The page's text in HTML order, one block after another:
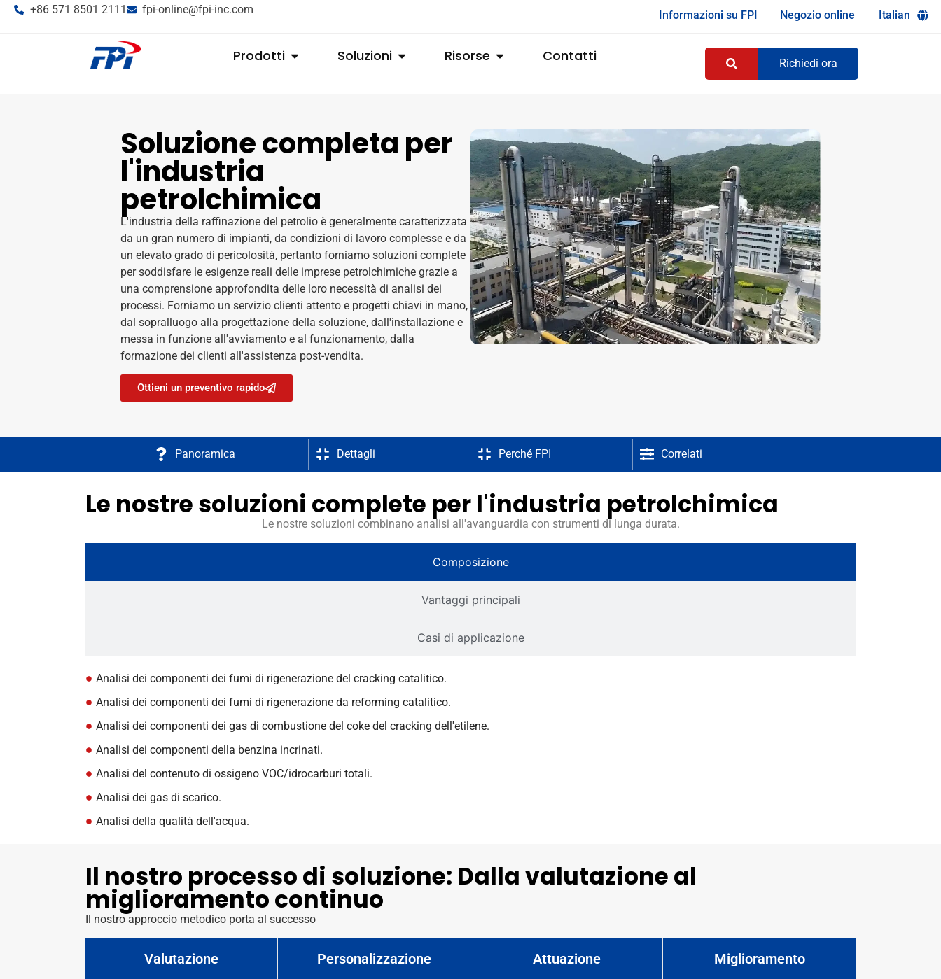
+86 571 8501 2111 fpi-online@fpi-inc.com Informazioni su FPI Negozio online Italian
Prodotti Soluzioni Risorse Contatti Richiedi ora
Soluzione completa per
l'industria
petrolchimica
L'industria della raffinazione del petrolio è generalmente caratterizzata
da un gran numero di impianti, da condizioni di lavoro complesse e da
un elevato grado di pericolosità, pertanto forniamo soluzioni complete
per soddisfare le esigenze reali delle imprese petrolchimiche grazie a
una comprensione approfondita delle loro necessità di analisi dei
processi. Forniamo un servizio clienti attento e progetti chiavi in mano,
dal sopralluogo alla progettazione della soluzione, dall'installazione e
messa in funzione all'avviamento e al funzionamento, dalla
formazione dei clienti all'assistenza post-vendita.
Ottieni un preventivo rapido
Panoramica Dettagli Perché FPI Correlati
Le nostre soluzioni complete per l'industria petrolchimica
Le nostre soluzioni combinano analisi all'avanguardia con strumenti di lunga durata.
Composizione
Vantaggi principali
Casi di applicazione
Analisi dei componenti dei fumi di rigenerazione del cracking catalitico.
Analisi dei componenti dei fumi di rigenerazione da reforming catalitico.
Analisi dei componenti dei gas di combustione del coke del cracking dell'etilene.
Analisi dei componenti della benzina incrinati.
Analisi del contenuto di ossigeno VOC/idrocarburi totali.
Analisi dei gas di scarico.
Analisi della qualità dell'acqua.
Il nostro processo di soluzione: Dalla valutazione al
miglioramento continuo
Il nostro approccio metodico porta al successo
Valutazione Personalizzazione Attuazione Miglioramento